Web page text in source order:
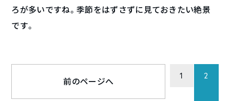
ろが多いですね。季節をはずさずに見ておきたい絶景
です。
前のページへ
1 2